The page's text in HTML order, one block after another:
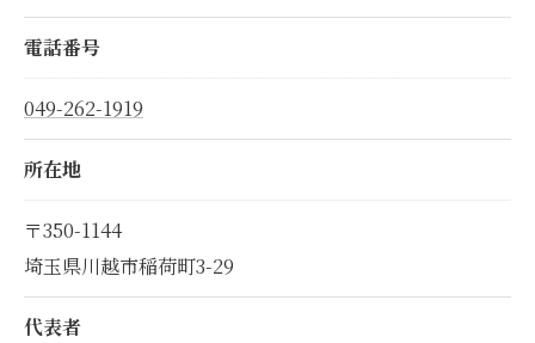
電話番号
049-262-1919
所在地
〒350-1144
埼玉県川越市稲荷町3-29
代表者